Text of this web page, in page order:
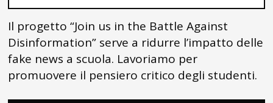
Il progetto “Join us in the Battle Against
Disinformation” serve a ridurre l’impatto delle
fake news a scuola. Lavoriamo per
promuovere il pensiero critico degli studenti.